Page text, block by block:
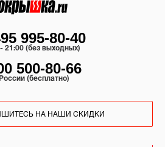
995-80-40
21:00 (без выходных)
500-80-66
(бесплатно)
НА НАШИ СКИДКИ